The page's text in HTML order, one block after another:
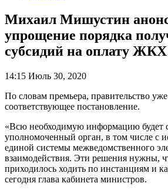
Михаил Мишустин
упрощение порядка
субсидий на оплату ЖКХ
14:15 Июль 30, 2020
По словам премьера, правительство
соответствующее постановление.
«Всю необходимую информацию будет
уполномоченный орган, в том числе с
единой системы межведомственного
взаимодействия. Эти решения нужны,
приходилось ходить по инстанциям и
сегодня глава кабинета министров.